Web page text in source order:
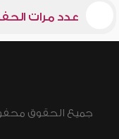
عدد مرات
جميع الحقوق محفوظة © 2026 - 1998